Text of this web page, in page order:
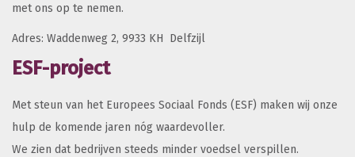
met ons op te nemen.
Adres: Waddenweg 2, 9933 KH Delfzijl
ESF-project
Met steun van het Europees Sociaal Fonds (ESF) maken wij onze
hulp de komende jaren nóg waardevoller.
We zien dat bedrijven steeds minder voedsel verspillen.